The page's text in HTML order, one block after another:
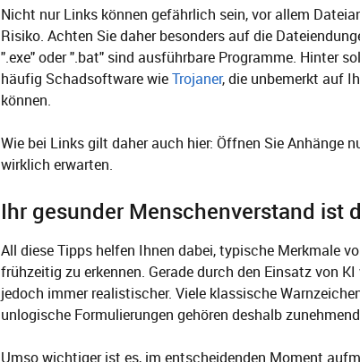
Nicht nur Links können gefährlich sein, vor allem
Risiko. Achten Sie daher besonders auf die
".exe" oder ".bat" sind ausführbare Programme. Hinter
häufig Schadsoftware wieTrojaner, die unbemerkt auf
können.
Wie bei Links gilt daher auch hier: Öffnen Sie Anhänge
wirklich erwarten.
Ihr gesunder Menschenverstand ist
All diese Tipps helfen Ihnen dabei, typische Merkmale
frühzeitig zu erkennen. Gerade durch den Einsatz von
jedoch immer realistischer. Viele klassische
unlogische Formulierungen gehören deshalb
Umso wichtiger ist es, im entscheidenden Moment